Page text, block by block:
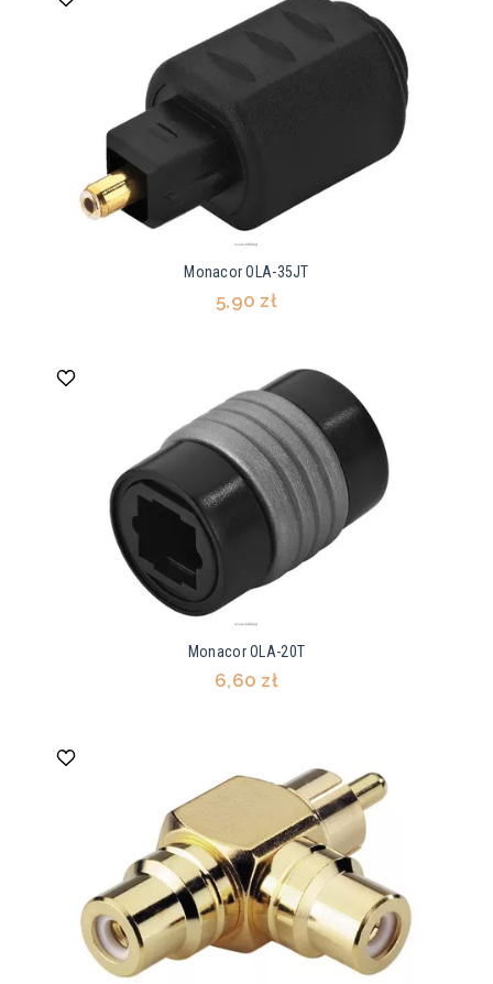
Monacor OLA-35JT
5,90 zł
Monacor OLA-20T
6,60 zł